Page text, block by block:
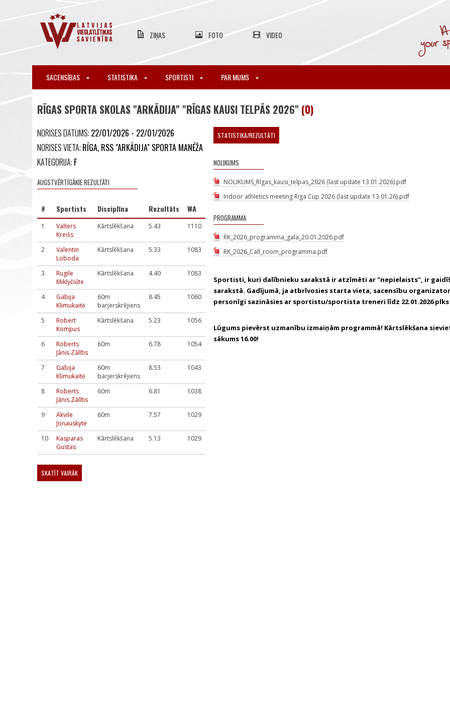
ZIŅAS FOTO VIDEO
SACENSĪBAS STATISTIKA SPORTISTI PAR MUMS
RĪGAS SPORTA SKOLAS "ARKĀDIJA" "RĪGAS KAUSI TELPĀS 2026" (0)
NORISES DATUMS: 22/01/2026 - 22/01/2026
NORISES VIETA: RĪGA, RSS "ARKĀDIJA" SPORTA MANĒŽA
KATEGORIJA: F
AUGSTVĒRTĪGĀKIE REZULTĀTI
# Sportists Disciplīna Rezultāts WA
1
Valters
Kreišs
Kārtslēkšana 5.43 1110
2
Valentin
Loboda
Kārtslēkšana 5.33 1083
3
Rugile
Miklyčiūte
Kārtslēkšana 4.40 1083
4
Gabija
Klimukaitė
60m
barjerskrējiens
8.45 1060
5
Robert
Kompus
Kārtslēkšana 5.23 1056
6
Roberts
Jānis Zālītis
60m 6.78 1054
7
Gabija
Klimukaitė
60m
barjerskrējiens
8.53 1043
8
Roberts
Jānis Zālītis
60m 6.81 1038
9
Akvile
Jonauskyte
60m 7.57 1029
10
Kasparas
Gustas
Kārtslēkšana 5.13 1029
SKATĪT VAIRĀK
STATISTIKA/REZULTĀTI
NOLIKUMS
NOLIKUMS_Rīgas_kausi_telpas_2026 (last update 13.01.2026).pdf
Indoor athletics meeting Riga Cup 2026 (last update 13.01.26).pdf
PROGRAMMA
RK_2026_programma_gala_20.01.2026.pdf
RK_2026_Call_room_programma.pdf
Sportisti, kuri dalībnieku sarakstā ir atzīmēti ar "nepielaists", ir
sarakstā. Gadījumā, ja atbrīvosies starta vieta, sacensību
personīgi sazināsies ar sportistu/sportista treneri līdz 22.01.2026
Lūgums pievērst uzmanību izmaiņām programmā! Kārtslēkšana
sākums 16.00!